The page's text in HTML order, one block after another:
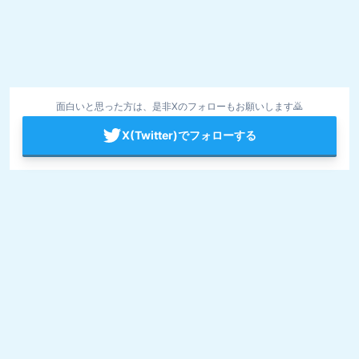
面白いと思った方は、是非Xのフォローもお願いします🙇
X(Twitter)でフォローする